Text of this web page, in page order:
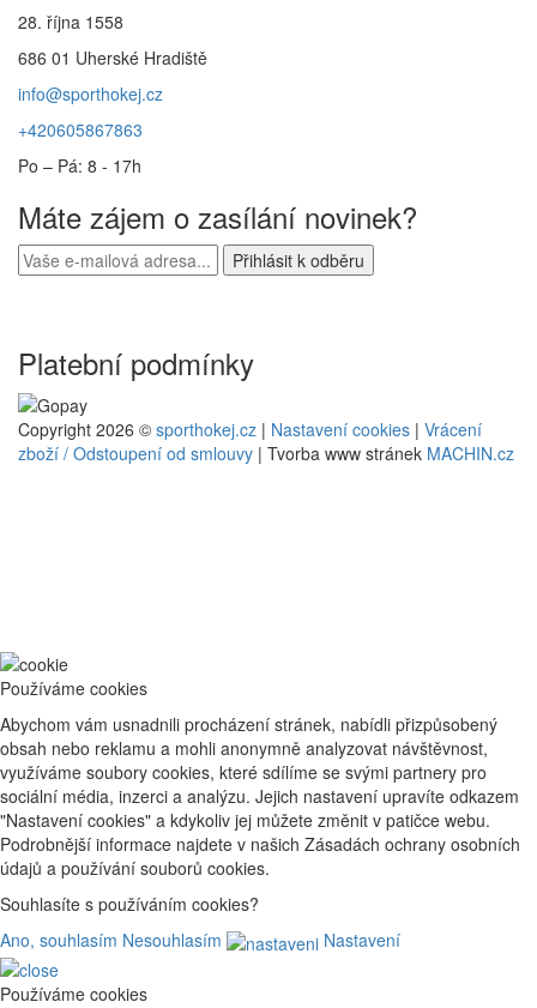
28. října 1558
686 01 Uherské Hradiště
info@sporthokej.cz
+420605867863
Po – Pá: 8 - 17h
Máte zájem o zasílání novinek?
Platební podmínky
Copyright 2026 © sporthokej.cz | Nastavení cookies | Vrácení
zboží / Odstoupení od smlouvy | Tvorba www stránek MACHIN.cz
Používáme cookies
Abychom vám usnadnili procházení stránek, nabídli přizpůsobený
obsah nebo reklamu a mohli anonymně analyzovat návštěvnost,
využíváme soubory cookies, které sdílíme se svými partnery pro
sociální média, inzerci a analýzu. Jejich nastavení upravíte odkazem
"Nastavení cookies" a kdykoliv jej můžete změnit v patičce webu.
Podrobnější informace najdete v našich Zásadách ochrany osobních
údajů a používání souborů cookies.
Souhlasíte s používáním cookies?
Ano, souhlasím Nesouhlasím Nastavení
Používáme cookies